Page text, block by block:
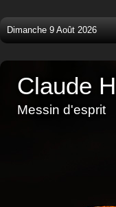
Dimanche 9 Août 2026
Claude
Messin d'esprit